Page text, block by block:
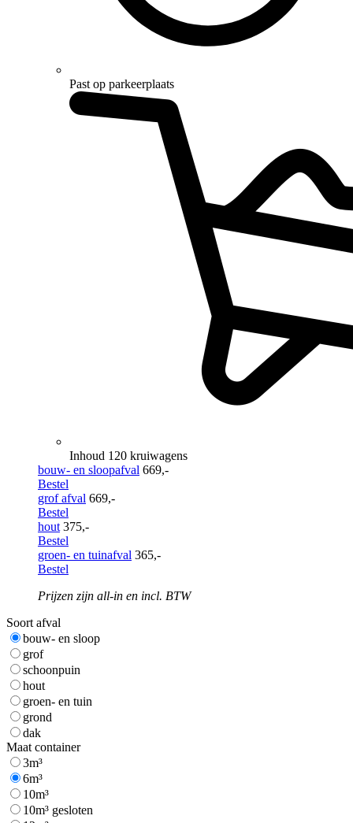
Past op parkeerplaats
Inhoud 120 kruiwagens
bouw- en sloopafval 669,-
Bestel
grof afval 669,-
Bestel
hout 375,-
Bestel
groen- en tuinafval 365,-
Bestel
Prijzen zijn all-in en incl. BTW
Soort afval
bouw- en sloop
grof
schoonpuin
hout
groen- en tuin
grond
dak
Maat container
3m³
6m³
10m³
10m³ gesloten